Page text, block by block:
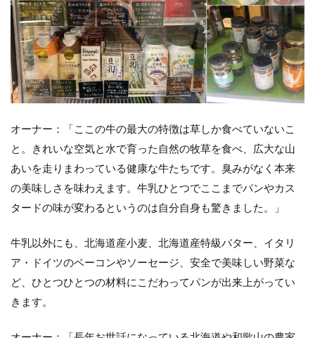
オーナー：「ここの牛の最大の特徴は草しか食べていないこ
と。きれいな空気と水で育った自然の牧草を食べ、広大な山
あいを走りまわっている健康な牛たちです。臭みがなく本来
の美味しさを味わえます。牛乳ひとつでここまでパンやカス
タードの味が変わるというのは自分自身も驚きました。」
牛乳以外にも、北海道産小麦、北海道産特級バター、イタリ
ア・ドイツのベーコンやソーセージ、安全で美味しい野菜な
ど、ひとつひとつの材料にこだわってパンが出来上がってい
きます。